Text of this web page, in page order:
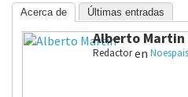
Acerca de Últimas entradas
Alberto Martin
Redactoren